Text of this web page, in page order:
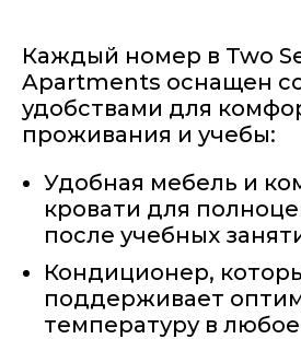
Каждый номер в Two
Apartments оснащен
удобствами для
проживания и учебы:
Удобная мебель и
кровати для
после учебных
Кондиционер,
поддерживает
температуру в